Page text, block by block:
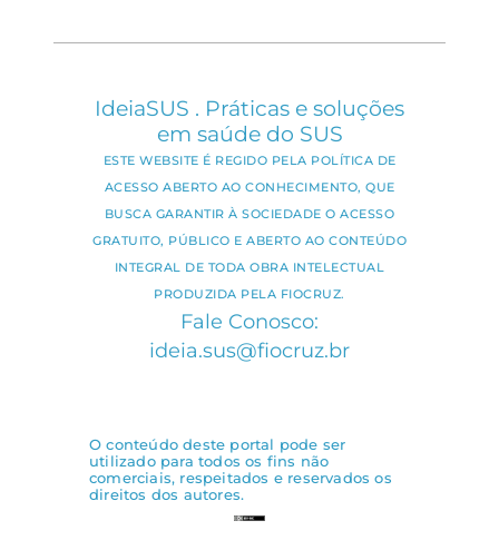
IdeiaSUS . Práticas e soluções
em saúde do SUS
ESTE WEBSITE É REGIDO PELA POLÍTICA DE
ACESSO ABERTO AO CONHECIMENTO, QUE
BUSCA GARANTIR À SOCIEDADE O ACESSO
GRATUITO, PÚBLICO E ABERTO AO CONTEÚDO
INTEGRAL DE TODA OBRA INTELECTUAL
PRODUZIDA PELA FIOCRUZ.
Fale Conosco:
ideia.sus@fiocruz.br
O conteúdo deste portal pode ser
utilizado para todos os fins não
comerciais, respeitados e reservados os
direitos dos autores.